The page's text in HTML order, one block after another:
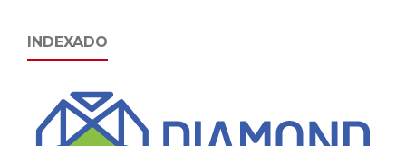
INDEXADO